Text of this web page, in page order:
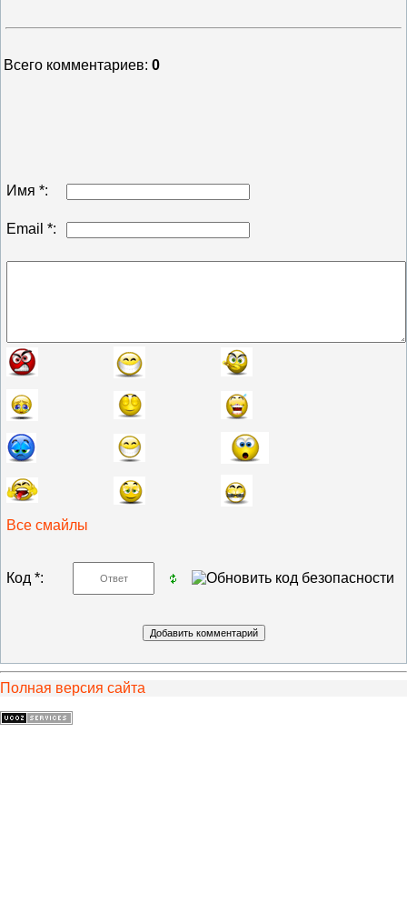
Всего комментариев: 0
Имя *:
Email *:
Все смайлы
Код *:
Полная версия сайта